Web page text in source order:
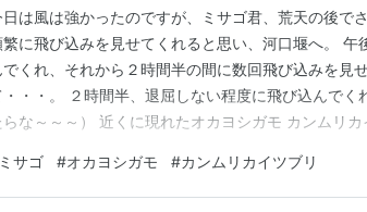
日は風は強かったのですが、ミサゴ君、荒天の後で
繁に飛び込みを見せてくれると思い、河口堰へ。 午
でくれ、それから２時間半の間に数回飛び込みを見
・・・。 ２時間半、退屈しない程度に飛び込んでく
らな～～～） 近くに現れたオカヨシガモ カンムリカ
ミサゴ #オカヨシガモ #カンムリカイツブリ